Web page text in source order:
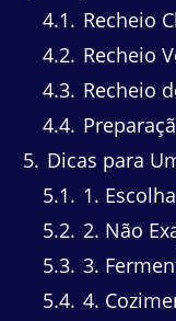
4.1
Recheio
4.2 Recheio
4.3 Recheio
4.4
5 Dicas para
5.1
1.
5.2 2. Não
5.3 3.
5.4 4.